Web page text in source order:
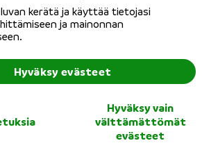
kerätä ja käyttää tietojasi
ja mainonnan
Hyväksy vain
välttämättömät
evästeet
Hyväksy evästeet
hakiessasi. Tämä johtuu siitä,
myöntämisen olevan
kahden hakijan suhteen
jossa lainaa